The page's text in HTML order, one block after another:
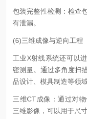
包装完整性检测：检查
有泄漏。
(6)三维成像与逆向工程
工业X射线系统还可以
密测量。通过多角度扫
品设计、模具制造等领
三维CT成像：通过对
三维影像，可以用于尺